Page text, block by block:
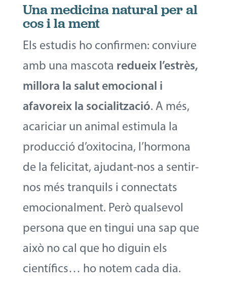
Una medicina natural per al
cos i la ment
Els estudis ho confirmen: conviure
amb una mascota redueix l’estrès,
millora la salut emocional i
afavoreix la socialització. A més,
acariciar un animal estimula la
producció d’oxitocina, l’hormona
de la felicitat, ajudant-nos a sentir-
nos més tranquils i connectats
emocionalment. Però qualsevol
persona que en tingui una sap que
això no cal que ho diguin els
científics… ho notem cada dia.